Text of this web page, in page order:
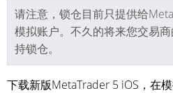
请注意，锁仓目前只提供给
模拟账户。不久的将来您交易
持锁仓。
下载新版MetaTrader 5 iOS，在